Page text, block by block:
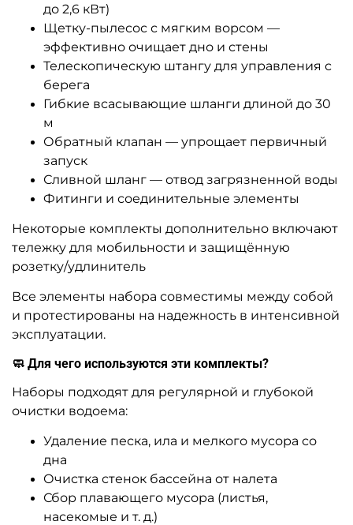
до 2,6 кВт)
Щетку-пылесос с мягким ворсом —
эффективно очищает дно и стены
Телескопическую штангу для управления с
берега
Гибкие всасывающие шланги длиной до 30
м
Обратный клапан — упрощает первичный
запуск
Сливной шланг — отвод загрязненной воды
Фитинги и соединительные элементы
Некоторые комплекты дополнительно включают
тележку для мобильности и защищённую
розетку/удлинитель
Все элементы набора совместимы между собой
и протестированы на надежность в интенсивной
эксплуатации.
🧼 Для чего используются эти комплекты?
Наборы подходят для регулярной и глубокой
очистки водоема:
Удаление песка, ила и мелкого мусора со
дна
Очистка стенок бассейна от налета
Сбор плавающего мусора (листья,
насекомые и т. д.)